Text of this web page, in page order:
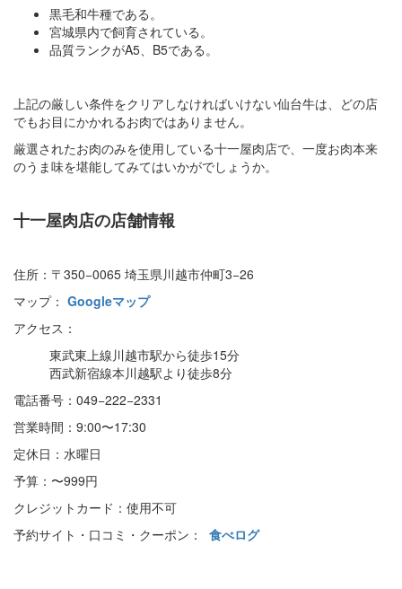
黒毛和牛種である。
宮城県内で飼育されている。
品質ランクがA5、B5である。
上記の厳しい条件をクリアしなければいけない仙台牛は、どの店
でもお目にかかれるお肉ではありません。
厳選されたお肉のみを使用している十一屋肉店で、一度お肉本来
のうま味を堪能してみてはいかがでしょうか。
十一屋肉店の店舗情報
住所：〒350−0065 埼玉県川越市仲町3−26
マップ： Googleマップ
アクセス：
東武東上線川越市駅から徒歩15分
西武新宿線本川越駅より徒歩8分
電話番号：049−222−2331
営業時間：9:00〜17:30
定休日：水曜日
予算：〜999円
クレジットカード：使用不可
予約サイト・口コミ・クーポン： 食べログ